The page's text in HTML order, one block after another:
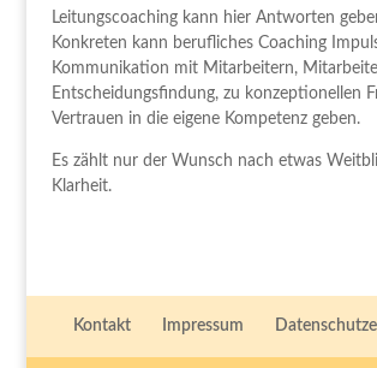
Leitungscoaching kann hier Antworten
Konkreten kann berufliches Coaching
Kommunikation mit Mitarbeitern,
Entscheidungsfindung, zu konzeptionellen
Vertrauen in die eigene Kompetenz geben.
Es zählt nur der Wunsch nach etwas
Klarheit.
Kontakt Impressum